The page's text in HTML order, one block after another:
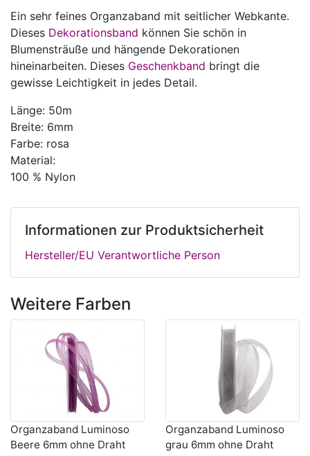
Ein sehr feines Organzaband mit seitlicher Webkante.
Dieses Dekorationsband können Sie schön in
Blumensträuße und hängende Dekorationen
hineinarbeiten. Dieses Geschenkband bringt die
gewisse Leichtigkeit in jedes Detail.
Länge: 50m
Breite: 6mm
Farbe: rosa
Material:
100 % Nylon
Informationen zur Produktsicherheit
Hersteller/EU Verantwortliche Person
Weitere Farben
Organzaband Luminoso
Beere 6mm ohne Draht
Organzaband Luminoso
grau 6mm ohne Draht